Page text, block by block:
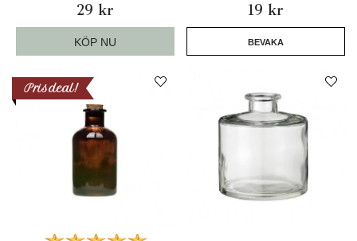
29 kr
KÖP NU
19 kr
BEVAKA
Prisdeal!